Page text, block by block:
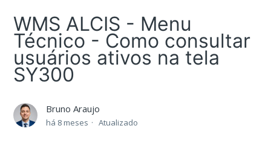
WMS ALCIS - Menu
Técnico - Como consultar
usuários ativos na tela
SY300
Bruno Araujo
há 8 meses Atualizado